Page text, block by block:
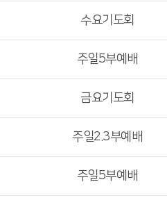
수요기도회
주일5부예배
금요기도회
주일2.3부예배
주일5부예배